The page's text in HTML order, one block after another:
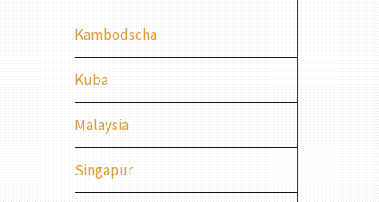
Kambodscha
Kuba
Malaysia
Singapur